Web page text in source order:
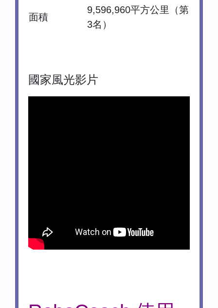
面積
9,596,960平方公里（第
3名）
國家風光影片